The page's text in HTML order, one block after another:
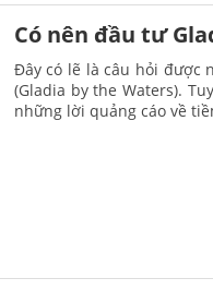
Có nên đầu tư
Đây có lẽ là câu hỏi được
(Gladia by the Waters).
những lời quảng cáo về